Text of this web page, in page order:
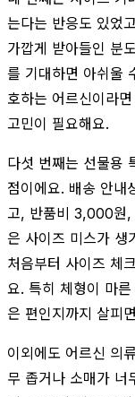
는다는 반응도 있었
가깝게 받아들인 분
를 기대하면 아쉬울
호하는 어르신이라
고민이 필요해요.
다섯 번째는 선물용
점이에요. 배송 안내
고, 반품비 3,000원,
은 사이즈 미스가 생
처음부터 사이즈 체
요. 특히 체형이 마
은 편인지까지 살피
이외에도 어르신 의
무 좁거나 소매가 너